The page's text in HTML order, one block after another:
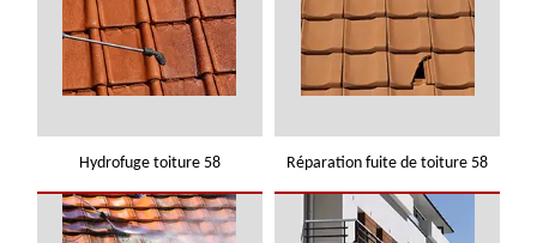
Hydrofuge toiture 58 Réparation fuite de toiture 58